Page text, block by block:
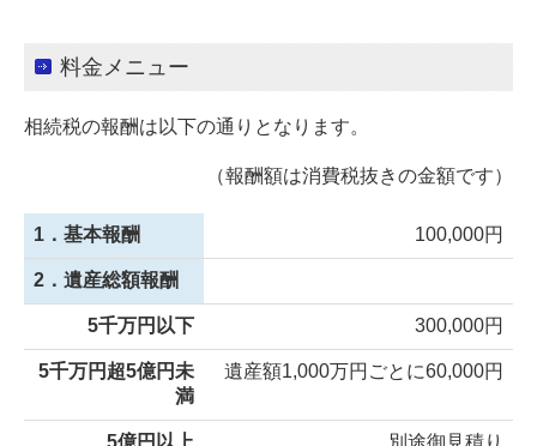
料金メニュー
相続税の報酬は以下の通りとなります。
（報酬額は消費税抜きの金額です）
1．基本報酬 100,000円
2．遺産総額報酬
5千万円以下 300,000円
5千万円超5億円未
満
遺産額1,000万円ごとに60,000円